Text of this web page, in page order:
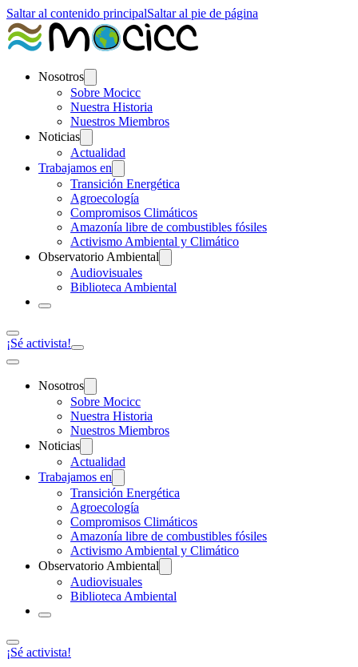
Saltar al contenido principalSaltar al pie de página
Nosotros
Sobre Mocicc
Nuestra Historia
Nuestros Miembros
Noticias
Actualidad
Trabajamos en
Transición Energética
Agroecología
Compromisos Climáticos
Amazonía libre de combustibles fósiles
Activismo Ambiental y Climático
Observatorio Ambiental
Audiovisuales
Biblioteca Ambiental
¡Sé activista!
Nosotros
Sobre Mocicc
Nuestra Historia
Nuestros Miembros
Noticias
Actualidad
Trabajamos en
Transición Energética
Agroecología
Compromisos Climáticos
Amazonía libre de combustibles fósiles
Activismo Ambiental y Climático
Observatorio Ambiental
Audiovisuales
Biblioteca Ambiental
¡Sé activista!